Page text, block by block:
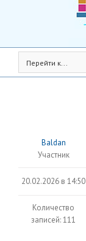
Перейти к...
Baldan
Участник
20.02.2026 в 14:50
Количество
записей: 111